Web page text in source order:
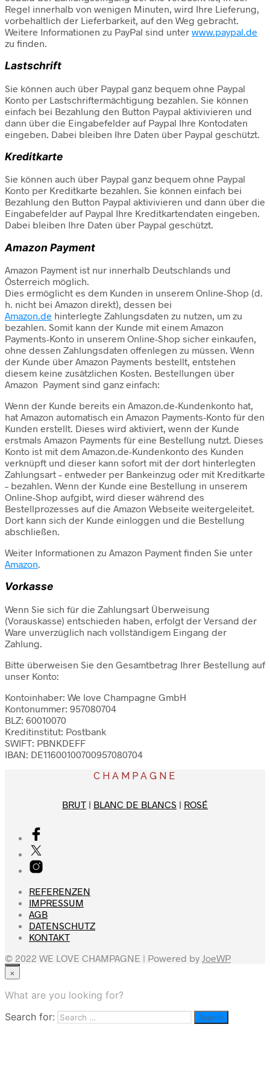
Regel innerhalb von wenigen Minuten, wird Ihre Lieferung,
vorbehaltlich der Lieferbarkeit, auf den Weg gebracht.
Weitere Informationen zu PayPal sind unter www.paypal.de
zu finden.
Lastschrift
Sie können auch über Paypal ganz bequem ohne Paypal
Konto per Lastschriftermächtigung bezahlen. Sie können
einfach bei Bezahlung den Button Paypal aktivivieren und
dann über die Eingabefelder auf Paypal Ihre Kontodaten
eingeben. Dabei bleiben Ihre Daten über Paypal geschützt.
Kreditkarte
Sie können auch über Paypal ganz bequem ohne Paypal
Konto per Kreditkarte bezahlen. Sie können einfach bei
Bezahlung den Button Paypal aktivivieren und dann über die
Eingabefelder auf Paypal Ihre Kreditkartendaten eingeben.
Dabei bleiben Ihre Daten über Paypal geschützt.
Amazon Payment
Amazon Payment ist nur innerhalb Deutschlands und
Österreich möglich.
Dies ermöglicht es dem Kunden in unserem Online-Shop (d.
h. nicht bei Amazon direkt), dessen bei
Amazon.de hinterlegte Zahlungsdaten zu nutzen, um zu
bezahlen. Somit kann der Kunde mit einem Amazon
Payments-Konto in unserem Online-Shop sicher einkaufen,
ohne dessen Zahlungsdaten offenlegen zu müssen. Wenn
der Kunde über Amazon Payments bestellt, entstehen
diesem keine zusätzlichen Kosten. Bestellungen über
Amazon Payment sind ganz einfach:
Wenn der Kunde bereits ein Amazon.de-Kundenkonto hat,
hat Amazon automatisch ein Amazon Payments-Konto für den
Kunden erstellt. Dieses wird aktiviert, wenn der Kunde
erstmals Amazon Payments für eine Bestellung nutzt. Dieses
Konto ist mit dem Amazon.de-Kundenkonto des Kunden
verknüpft und dieser kann sofort mit der dort hinterlegten
Zahlungsart – entweder per Bankeinzug oder mit Kreditkarte
– bezahlen. Wenn der Kunde eine Bestellung in unserem
Online-Shop aufgibt, wird dieser während des
Bestellprozesses auf die Amazon Webseite weitergeleitet.
Dort kann sich der Kunde einloggen und die Bestellung
abschließen.
Weiter Informationen zu Amazon Payment finden Sie unter
Amazon.
Vorkasse
Wenn Sie sich für die Zahlungsart Überweisung
(Vorauskasse) entschieden haben, erfolgt der Versand der
Ware unverzüglich nach vollständigem Eingang der
Zahlung.
Bitte überweisen Sie den Gesamtbetrag Ihrer Bestellung auf
unser Konto:
Kontoinhaber: We love Champagne GmbH
Kontonummer: 957080704
BLZ: 60010070
Kreditinstitut: Postbank
SWIFT: PBNKDEFF
IBAN: DE11600100700957080704
CHAMPAGNE
BRUT | BLANC DE BLANCS | ROSÉ
REFERENZEN
IMPRESSUM
AGB
DATENSCHUTZ
KONTAKT
© 2022 WE LOVE CHAMPAGNE | Powered by JoeWP
×
Brut
Blanc de Blancs
Rosé
×
What are you looking for?
Search for: